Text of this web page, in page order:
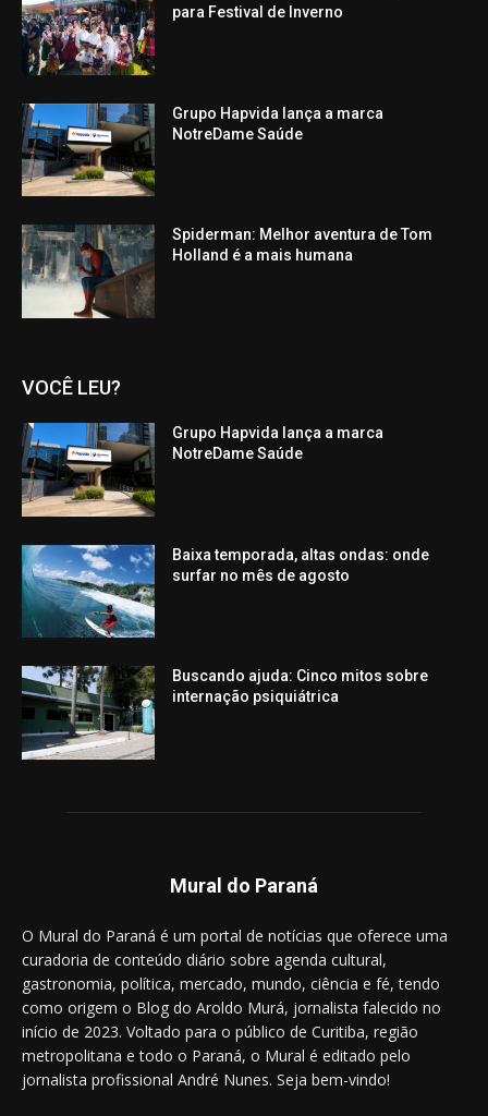
para Festival de Inverno
Grupo Hapvida lança a marca
NotreDame Saúde
Spiderman: Melhor aventura de Tom
Holland é a mais humana
VOCÊ LEU?
Grupo Hapvida lança a marca
NotreDame Saúde
Baixa temporada, altas ondas: onde
surfar no mês de agosto
Buscando ajuda: Cinco mitos sobre
internação psiquiátrica
Mural do Paraná
O Mural do Paraná é um portal de notícias que oferece uma
curadoria de conteúdo diário sobre agenda cultural,
gastronomia, política, mercado, mundo, ciência e fé, tendo
como origem o Blog do Aroldo Murá, jornalista falecido no
início de 2023. Voltado para o público de Curitiba, região
metropolitana e todo o Paraná, o Mural é editado pelo
jornalista profissional André Nunes. Seja bem-vindo!